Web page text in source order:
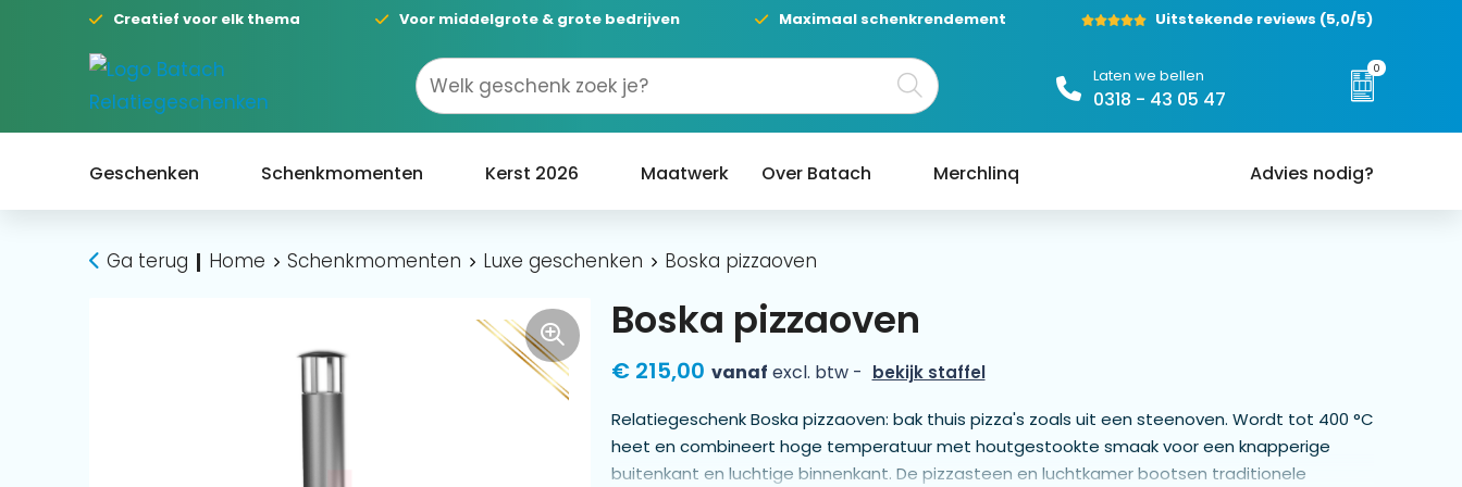
Creatief voor elk thema Voor middelgrote & grote bedrijven Maximaal schenkrendement Uitstekende reviews (5,0/5)
Laten we bellen
0318 - 43 05 47
0
Geschenken Schenkmomenten Kerst 2026 Maatwerk Over Batach Merchlinq Advies nodig?
Ga terug Home Schenkmomenten Luxe geschenken Boska pizzaoven
Boska pizzaoven
€ 215,00 vanaf excl. btw - bekijk staffel
Relatiegeschenk Boska pizzaoven: bak thuis pizza's zoals uit een steenoven. Wordt tot 400 °C
heet en combineert hoge temperatuur met houtgestookte smaak voor een knapperige
buitenkant en luchtige binnenkant. De pizzasteen en luchtkamer bootsen traditionele